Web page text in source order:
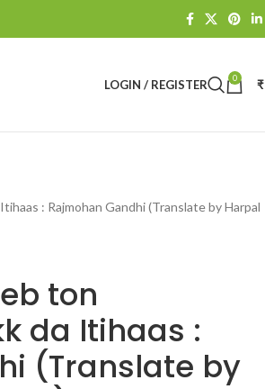
LOGIN / REGISTER 0 ₹
: Rajmohan Gandhi (Translate by Harpal
ton
da Itihaas :
(Translate by